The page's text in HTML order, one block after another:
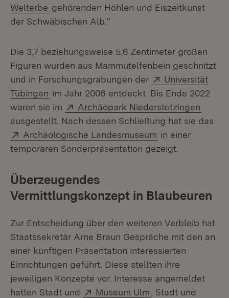
Welterbe (Öffnet in neuem Fenster)
gehörenden Höhlen und Eiszeitkunst
der Schwäbischen Alb.“
Die 3,7 beziehungsweise 5,6 Zentimeter großen
Figuren wurden aus Mammutelfenbein geschnitzt
und in Forschungsgrabungen der
Extern:
Universität
Tübingen (Öffnet in neuem Fenster)
im Jahr 2006 entdeckt. Bis Ende 2022
waren sie im
Extern:
Archäopark Niederstotzingen
ausgestellt. Nach dessen Schließung hat sie das
Extern:
Archäologische Landesmuseum (Öffnet in
in einer
temporären Sonderpräsentation gezeigt.
Überzeugendes
Vermittlungskonzept in Blaubeuren
Zur Entscheidung über den weiteren Verbleib hat
Staatssekretär Arne Braun Gespräche mit den an
einer künftigen Präsentation interessierten
Einrichtungen geführt. Diese stellten ihre
jeweiligen Konzepte vor. Interesse angemeldet
hatten Stadt und
Extern:
Museum Ulm (Öffnet in neuem
, Stadt und